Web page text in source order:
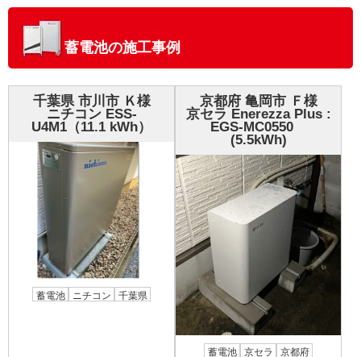
蓄電池の施工事例
千葉県 市川市 Ｋ様
ニチコン ESS-
U4M1（11.1 kWh）
蓄電池 ニチコン 千葉県
京都府 亀岡市 Ｆ様
京セラ Enerezza Plus :
EGS-MC0550
(5.5kWh)
蓄電池 京セラ 京都府